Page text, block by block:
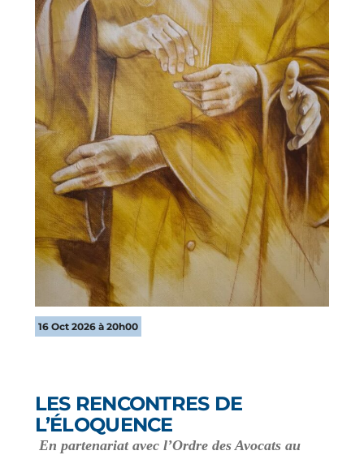
16 Oct 2026 à 20h00
LES RENCONTRES DE
L’ÉLOQUENCE
En partenariat avec l’Ordre des Avocats au